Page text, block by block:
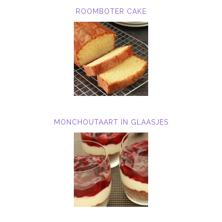
ROOMBOTER CAKE
MONCHOUTAART IN GLAASJES